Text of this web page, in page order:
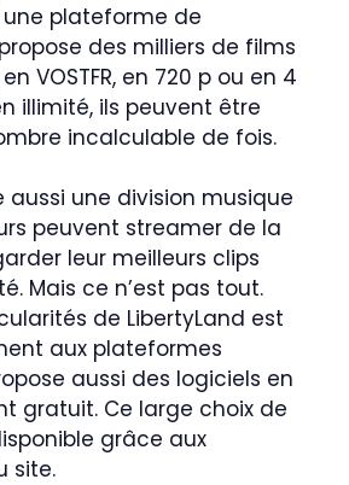
plateforme de
des milliers de films
VOSTFR, en 720 p ou en 4
illimité, ils peuvent être
incalculable de fois.
aussi une division musique
peuvent streamer de la
leur meilleurs clips
Mais ce n’est pas tout.
de LibertyLand est
aux plateformes
aussi des logiciels en
gratuit. Ce large choix de
grâce aux
site.